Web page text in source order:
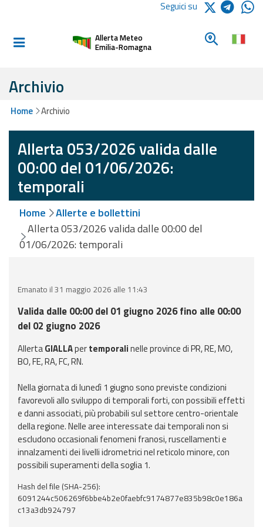
Informati e
Allerte E
Allerte e
Bollettini
Meteo
Allerte e
Bollettini
Valanghe
Previsioni meteo e
marine
Dati osservati
Radar meteo
Strumenti
Operativi
Report
Seguici su
Allerta Meteo
Emilia-Romagna
Cerca un
Archivio
Home Archivio
Allerta 053/2026 valida dalle
00:00 del 01/06/2026:
temporali
Home
Allerte e bollettini
Allerta 053/2026 valida dalle 00:00 del
01/06/2026: temporali
Emanato il 31 maggio 2026 alle 11:43
Valida dalle 00:00 del 01 giugno 2026 fino alle 00:00
del 02 giugno 2026
AllertaGIALLApertemporalinelle province di PR, RE, MO,
BO, FE, RA, FC, RN.
Nella giornata di lunedì 1 giugno sono previste condizioni
favorevoli allo sviluppo di temporali forti, con possibili effetti
e danni associati, più probabili sul settore centro-orientale
della regione. Nelle aree interessate dai temporali non si
escludono occasionali fenomeni franosi, ruscellamenti e
innalzamenti dei livelli idrometrici nel reticolo minore, con
possibili superamenti della soglia 1.
Hash del file (SHA-256):
6091244c506269f6bbe4b2e0faebfc9174877e835b98c0e186a
c13a3db924797